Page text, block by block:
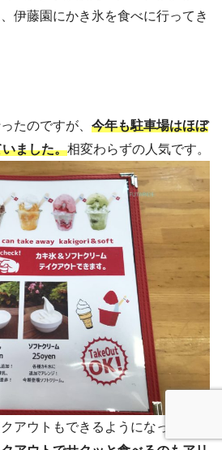
伊藤園にかき氷を食べに行ってき
たのですが、 今年も駐車場はほぼ
ました。相変わらずの人気です。
アウトもできるようになったので